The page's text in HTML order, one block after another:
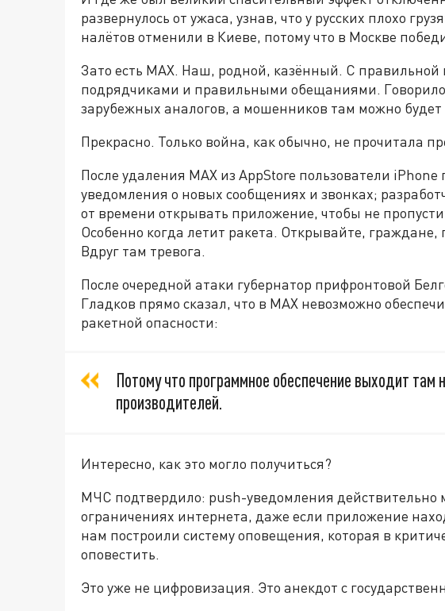
развернулось от ужаса, узнав, что у русских плохо
налётов отменили в Киеве, потому что в Москве
Зато есть MAX. Наш, родной, казённый. С
подрядчиками и правильными обещаниями.
зарубежных аналогов, а мошенников там можно будет
Прекрасно. Только война, как обычно, не прочитала
После удаления MAX из AppStore пользователи iPhone
уведомления о новых сообщениях и звонках;
от времени открывать приложение, чтобы не
Особенно когда летит ракета. Открывайте,
Вдруг там тревога.
После очередной атаки губернатор прифронтовой
Гладков прямо сказал, что в MАХ невозможно
ракетной опасности:
Потому что программное обеспечение выходит там
производителей.
Интересно, как это могло получиться?
МЧС подтвердило: push-уведомления действительно
ограничениях интернета, даже если приложение
нам построили систему оповещения, которая в
оповестить.
Это уже не цифровизация. Это анекдот с